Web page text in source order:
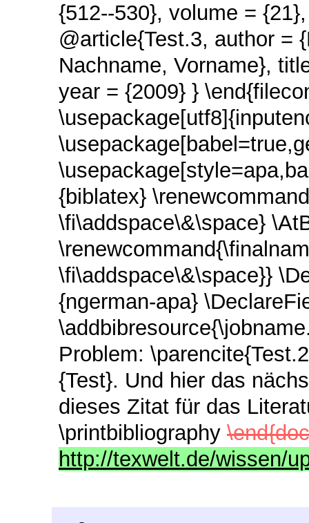
{512--530}, volume =
@article{Test.3, author =
Nachname, Vorname},
year = {2009} }
{biblatex}
\fi\addspace\&\space}
\fi\addspace\&\space}}
{ngerman-apa}
Problem:
{Test}. Und hier das
dieses Zitat für das
\printbibliography
http://texwelt.de/wissen/